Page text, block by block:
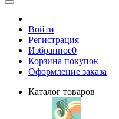
Войти
Регистрация
Избранное0
Корзина покупок
Оформление заказа
Каталог товаров